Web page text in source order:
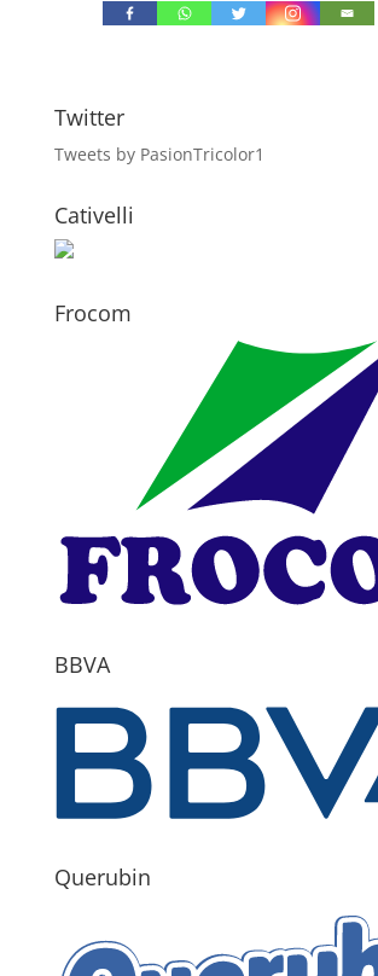
Twitter
Tweets by PasionTricolor1
Cativelli
Frocom
BBVA
Querubin